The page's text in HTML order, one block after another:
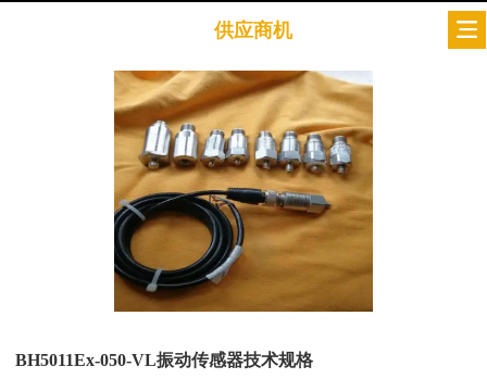
供应商机
BH5011Ex-050-VL振动传感器技术规格